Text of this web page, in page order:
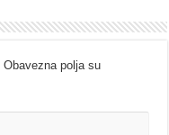
Obavezna polja su